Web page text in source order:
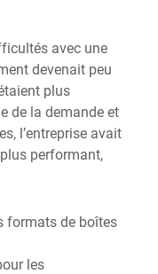
avec une
devenait peu
plus
de la demande et
l’entreprise avait
performant,
formats de boîtes
les